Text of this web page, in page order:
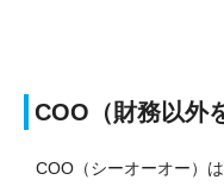
COO（財務以外
COO（シーオーオー）